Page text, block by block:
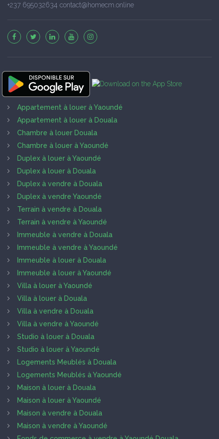
+237 695032634 contact@homecm.online
Appartement à louer à Yaoundé
Appartement à louer à Douala
Chambre à louer Douala
Chambre à louer à Yaoundé
Duplex à louer à Yaoundé
Duplex à louer à Douala
Duplex à vendre à Douala
Duplex à vendre Yaoundé
Terrain à vendre à Douala
Terrain à vendre à Yaoundé
Immeuble à vendre à Douala
Immeuble à vendre à Yaoundé
Immeuble à louer à Douala
Immeuble à louer à Yaoundé
Villa à louer à Yaoundé
Villa à louer à Douala
Villa à vendre à Douala
Villa à vendre à Yaoundé
Studio à louer à Douala
Studio à louer à Yaoundé
Logements Meublés à Douala
Logements Meublés à Yaoundé
Maison à louer à Douala
Maison à louer à Yaoundé
Maison à vendre à Douala
Maison à vendre à Yaoundé